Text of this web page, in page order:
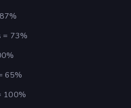
= 73%
65%
100%